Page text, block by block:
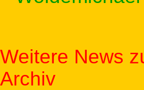
Weitere News
Archiv